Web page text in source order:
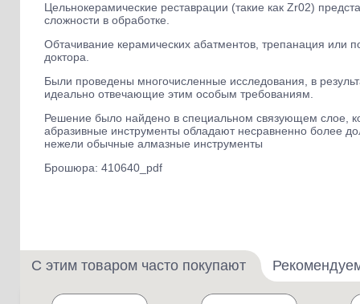
Цельнокерамические реставрации (такие как Zr02)
сложности в обработке.
Обтачивание керамических абатментов, трепанация или
доктора.
Были проведены многочисленные исследования, в
идеально отвечающие этим особым требованиям.
Решение было найдено в специальном связующем слое,
абразивные инструменты обладают несравненно более
нежели обычные алмазные инструменты
Брошюра: 410640_pdf
С этим товаром часто покупают